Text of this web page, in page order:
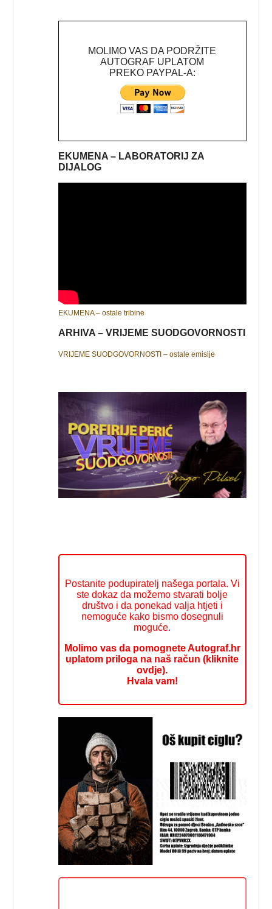
MOLIMO VAS DA PODRŽITE
AUTOGRAF UPLATOM
PREKO PAYPAL-A:
EKUMENA – LABORATORIJ ZA
DIJALOG
EKUMENA – ostale tribine
ARHIVA – VRIJEME SUODGOVORNOSTI
VRIJEME SUODGOVORNOSTI – ostale emisije
Postanite podupiratelj našega portala. Vi
ste dokaz da možemo stvarati bolje
društvo i da ponekad valja htjeti i
nemoguće kako bismo dosegnuli
moguće.
Molimo vas da pomognete Autograf.hr
uplatom priloga na naš račun (kliknite
ovdje).
Hvala vam!